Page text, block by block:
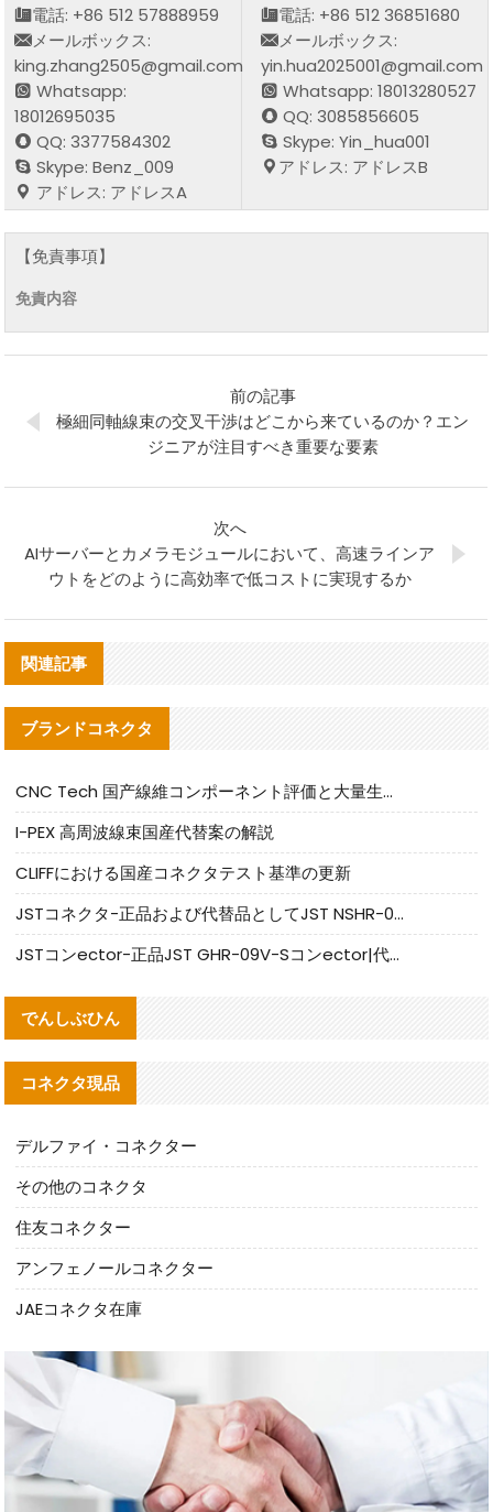
電話: +86 512 57888959
メールボックス:
king.zhang2505@gmail.com
Whatsapp:
18012695035
QQ: 3377584302
Skype: Benz_009
アドレス: アドレスA
電話: +86 512 36851680
メールボックス:
yin.hua2025001@gmail.com
Whatsapp: 18013280527
QQ: 3085856605
Skype: Yin_hua001
アドレス: アドレスB
【免責事項】
免責内容
前の記事
極細同軸線束の交叉干渉はどこから来ているのか？エン
ジニアが注目すべき重要な要素
次へ
AIサーバーとカメラモジュールにおいて、高速ラインア
ウトをどのように高効率で低コストに実現するか
関連記事
ブランドコネクタ
CNC Tech 国产線維コンポーネント評価と大量生産適合ガイド
I-PEX 高周波線束国産代替案の解説
CLIFFにおける国産コネクタテスト基準の更新
JSTコネクタ-正品および代替品としてJST NSHR-02V-Sコネクタを提供します
JSTコンector-正品JST GHR-09V-Sコンector|代替品提供
でんしぶひん
コネクタ現品
デルファイ・コネクター
その他のコネクタ
住友コネクター
アンフェノールコネクター
JAEコネクタ在庫